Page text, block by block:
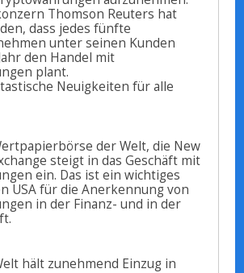
Thomson Reuters hat
dass jedes fünfte
unter seinen Kunden
den Handel mit
plant.
Neuigkeiten für alle
der Welt, die New
steigt in das Geschäft mit
ein. Das ist ein wichtiges
USA für die Anerkennung von
in der Finanz- und in der
hält zunehmend Einzug in